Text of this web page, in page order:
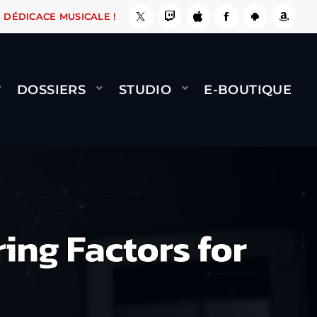
ÇA LE FAIT ! NAMI BERNARD MINET -
DÉDICACE MUSICALE !
DOSSIERS STUDIO E-BOUTIQUE
Factors for